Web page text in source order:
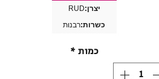
יצרן:RUD
כשרות:רבנות
כמות *